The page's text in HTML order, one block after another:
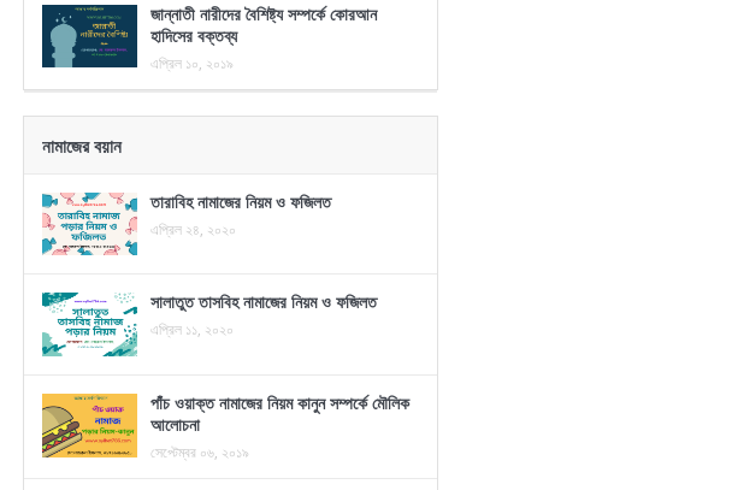
জান্নাতী নারীদের বৈশিষ্ট্য সম্পর্কে কোরআন
হাদিসের বক্তব্য
এপ্রিল ১০, ২০১৯
নামাজের বয়ান
তারাবিহ নামাজের নিয়ম ও ফজিলত
এপ্রিল ২৪, ২০২০
সালাতুত তাসবিহ নামাজের নিয়ম ও ফজিলত
এপ্রিল ১১, ২০২০
পাঁচ ওয়াক্ত নামাজের নিয়ম কানুন সম্পর্কে মৌলিক
আলোচনা
সেপ্টেম্বর ০৬, ২০১৯